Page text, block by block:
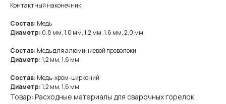
Контактный наконечник
Состав: Медь
Диаметр: 0.8 мм, 1,0 мм, 1,2 мм, 1,6 мм, 2,0 мм
Состав: Медь для алюминиевой проволоки
Диаметр:1,2 мм, 1,6 мм
Состав: Медь-хром-цирконий
Диаметр:1,2 мм, 1,6 мм
Товар: Расходные материалы для сварочных горелок